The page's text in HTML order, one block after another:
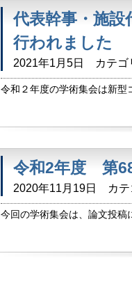
代表幹事・施設
行われました
2021年1月5日 カテ
令和２年度の学術集会は新型
令和2年度 第
2020年11月19日 カ
今回の学術集会は、論文投稿